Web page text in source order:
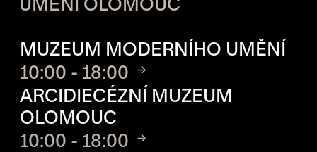
MUZEUM MODERNÍHO UMĚNÍ
10:00 - 18:00
ARCIDIECÉZNÍ MUZEUM
OLOMOUC
10:00 - 18:00